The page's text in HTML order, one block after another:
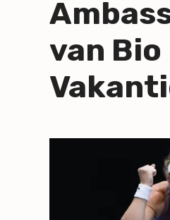
van Bio